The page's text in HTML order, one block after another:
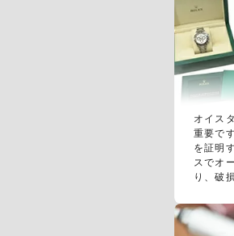
オイス
重要で
を証明
スでオ
り、破